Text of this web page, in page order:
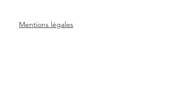
Mentions légales